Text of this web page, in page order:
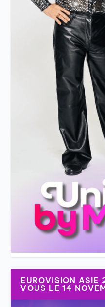
EUROVISION ASIE
VOUS LE 14